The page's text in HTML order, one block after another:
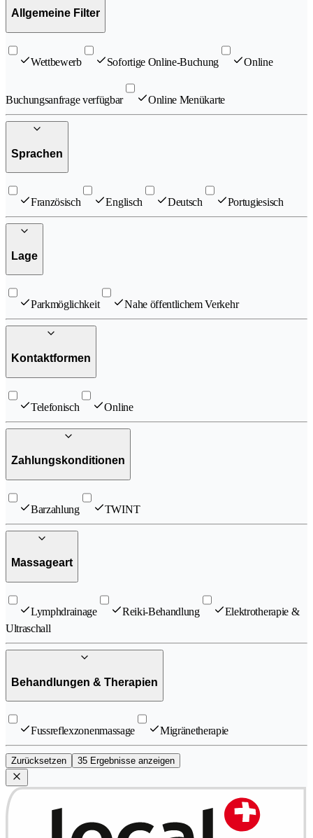
Allgemeine Filter
Wettbewerb Sofortige Online-Buchung Online
Buchungsanfrage verfügbar Online Menükarte
Sprachen
Französisch Englisch Deutsch Portugiesisch
Lage
Parkmöglichkeit Nahe öffentlichem Verkehr
Kontaktformen
Telefonisch Online
Zahlungskonditionen
Barzahlung TWINT
Massageart
Lymphdrainage Reiki-Behandlung
Elektrotherapie &
Ultraschall
Behandlungen & Therapien
Fussreflexzonenmassage Migränetherapie
Zurücksetzen 35 Ergebnisse anzeigen